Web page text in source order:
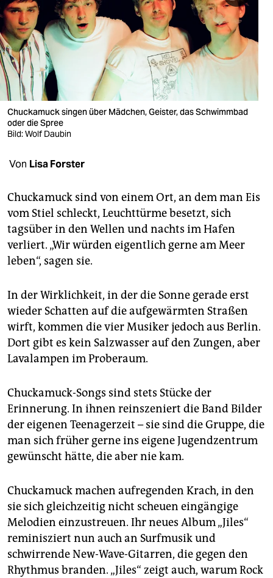
berlin
nord
wahrheit
verlag
verlag
shop
fragen & hilfe
unterstützen
abo
genossenschaft
epaper login
Chuckamuck singen über Mädchen, Geister, das Schwimmbad
oder die Spree
Bild: Wolf Daubin
Von Lisa Forster
Chuckamuck sind von einem Ort, an dem man Eis
vom Stiel schleckt, Leuchttürme besetzt, sich
tagsüber in den Wellen und nachts im Hafen
verliert. „Wir würden eigentlich gerne am Meer
leben“, sagen sie.
In der Wirklichkeit, in der die Sonne gerade erst
wieder Schatten auf die aufgewärmten Straßen
wirft, kommen die vier Musiker jedoch aus Berlin.
Dort gibt es kein Salzwasser auf den Zungen, aber
Lavalampen im Proberaum.
Chuckamuck-Songs sind stets Stücke der
Erinnerung. In ihnen reinszeniert die Band Bilder
der eigenen Teenagerzeit – sie sind die Gruppe, die
man sich früher gerne ins eigene Jugendzentrum
gewünscht hätte, die aber nie kam.
Chuckamuck machen aufregenden Krach, in den
sie sich gleichzeitig nicht scheuen eingängige
Melodien einzustreuen. Ihr neues Album „Jiles“
reminisziert nun auch an Surfmusik und
schwirrende New-Wave-Gitarren, die gegen den
Rhythmus branden. „Jiles“ zeigt auch, warum Rock